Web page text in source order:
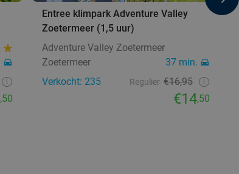
,50
Entree klimpark Adventure Valley
Zoetermeer (1,5 uur)
Adventure Valley Zoetermeer
Zoetermeer
37 min.
Verkocht: 235
Regulier €16,95
€14,50